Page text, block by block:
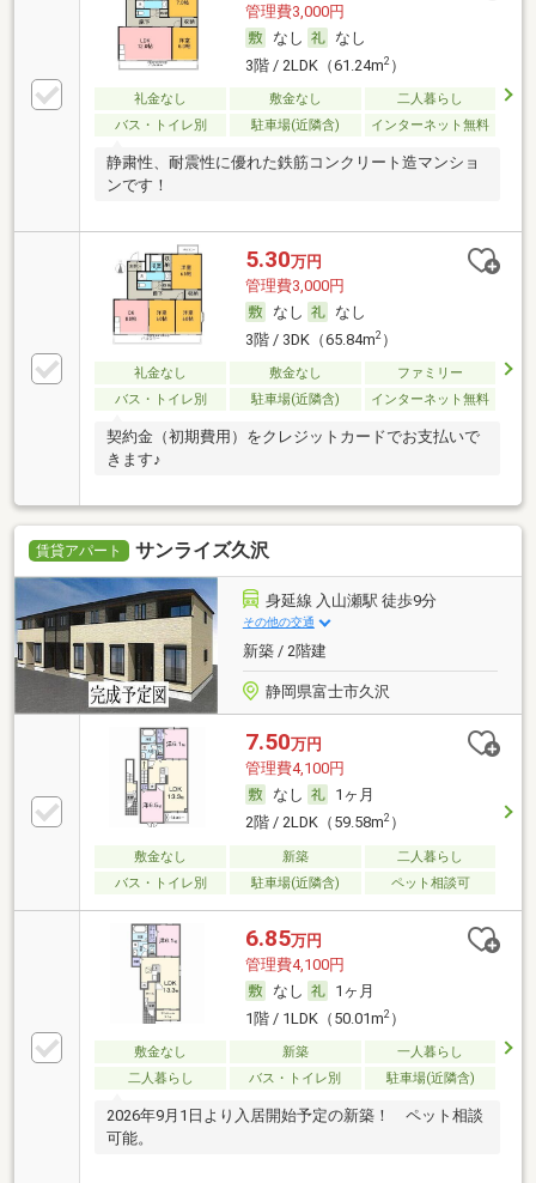
管理費3,000円
なし
なし
3階 / 2LDK（61.24m2）
礼金なし 敷金なし
二人暮らし
バス・トイレ別
駐車場(近隣含) インターネット無料
静粛性、耐震性に優れた鉄筋コンクリート造マンショ
ンです！
5.30万円
管理費3,000円
なし
なし
3階 / 3DK（65.84m2）
礼金なし 敷金なし
ファミリー
バス・トイレ別
駐車場(近隣含) インターネット無料
契約金（初期費用）をクレジットカードでお支払いで
きます♪
賃貸アパート サンライズ久沢
身延線 入山瀬駅 徒歩9分
その他の交通
新築 / 2階建
静岡県富士市久沢
7.50万円
管理費4,100円
なし
1ヶ月
2階 / 2LDK（59.58m2）
敷金なし 新築
二人暮らし
バス・トイレ別
駐車場(近隣含) ペット相談可
6.85万円
管理費4,100円
なし
1ヶ月
1階 / 1LDK（50.01m2）
敷金なし 新築
一人暮らし
二人暮らし
バス・トイレ別 駐車場(近隣含)
2026年9月1日より入居開始予定の新築！ ペット相談
可能。